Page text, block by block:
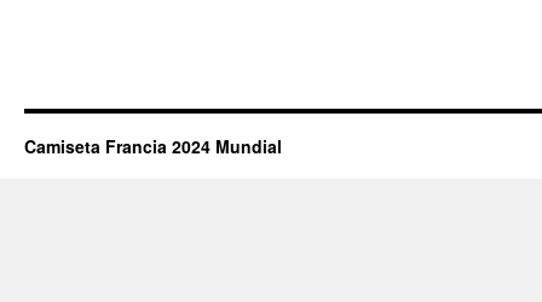
Camiseta Francia 2024 Mundial